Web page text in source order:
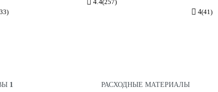
4.4(257)
4(41)
1 РАСХОДНЫЕ МАТЕРИАЛЫ